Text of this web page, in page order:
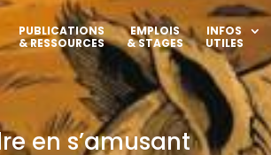
PUBLICATIONS
& RESSOURCES
EMPLOIS
& STAGES
INFOS
UTILES
en s’amusant